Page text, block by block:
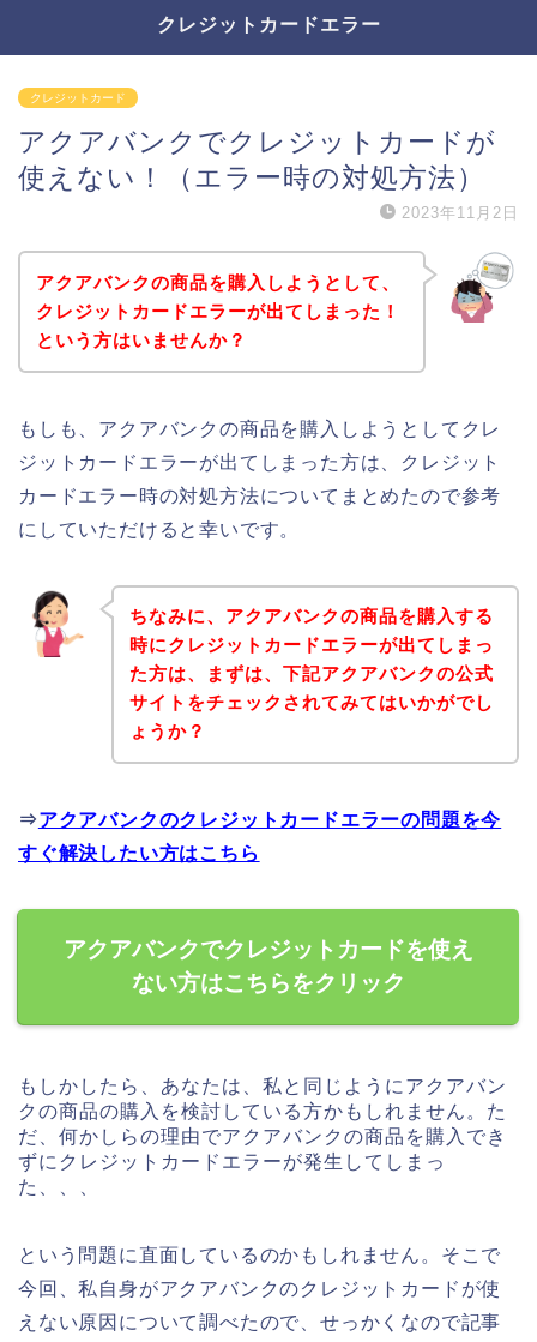
クレジットカードエラー
クレジットカード
アクアバンクでクレジットカードが
使えない！（エラー時の対処方法）
2023年11月2日
アクアバンクの商品を購入しようとして、
クレジットカードエラーが出てしまった！
という方はいませんか？
もしも、アクアバンクの商品を購入しようとしてクレ
ジットカードエラーが出てしまった方は、クレジット
カードエラー時の対処方法についてまとめたので参考
にしていただけると幸いです。
ちなみに、アクアバンクの商品を購入する
時にクレジットカードエラーが出てしまっ
た方は、まずは、下記アクアバンクの公式
サイトをチェックされてみてはいかがでし
ょうか？
⇒アクアバンクのクレジットカードエラーの問題を今
すぐ解決したい方はこちら
アクアバンクでクレジットカードを使え
ない方はこちらをクリック
もしかしたら、あなたは、私と同じようにアクアバン
クの商品の購入を検討している方かもしれません。た
だ、何かしらの理由でアクアバンクの商品を購入でき
ずにクレジットカードエラーが発生してしまっ
た、、、
という問題に直面しているのかもしれません。そこで
今回、私自身がアクアバンクのクレジットカードが使
えない原因について調べたので、せっかくなので記事